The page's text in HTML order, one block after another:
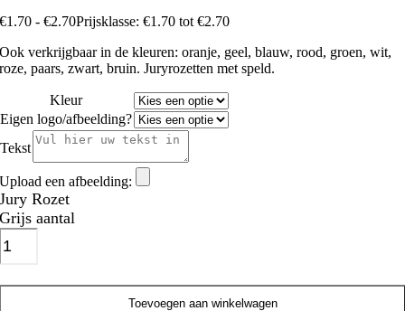
€1.70 - €2.70Prijsklasse: €1.70 tot €2.70
Ook verkrijgbaar in de kleuren: oranje, geel, blauw, rood, groen, wit,
roze, paars, zwart, bruin. Juryrozetten met speld.
Kleur
Eigen logo/afbeelding?
Tekst
Upload een afbeelding:
Jury Rozet
Grijs aantal
Toevoegen aan winkelwagen